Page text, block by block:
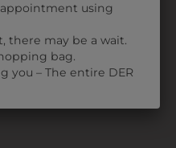
using
there may be a wait.
bag.
you – The entire DER